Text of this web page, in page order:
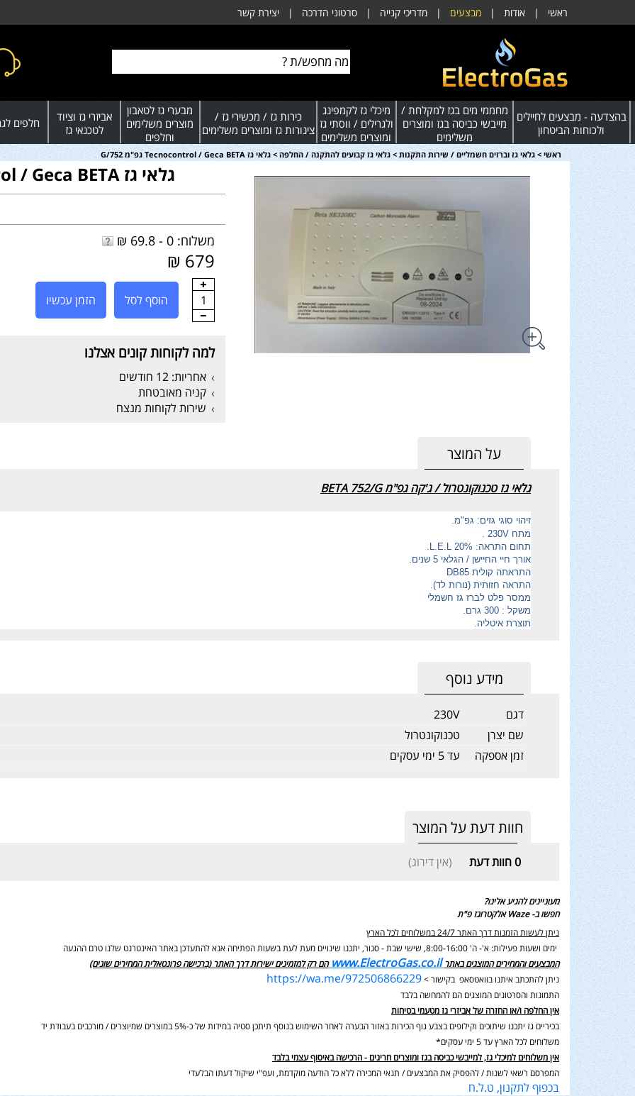
ראשי | אודות | מבצעים | מדריכי קנייה | סרטוני הדרכה | יצירת קשר
בהצדעה - מבצעים לחיילים
ולכוחות הביטחון
מחממי מים בגז למקלחת /
מייבשי כביסה בגז ומוצרים
משלימים
מיכלי גז לקמפינג
ולגרילים / ווסתי גז
ומוצרים משלימים
כירות גז / מכשירי גז /
צינורות גז ומוצרים משלימים
מבערי גז לטאבון
מוצרים משלימים
וחלפים
אביזרי גז וציוד
לטכנאי גז
חלפים
ראשי > גלאי גז וברזים חשמליים / שירות התקנות > גלאי גז קבועים להתקנה / החלפה > גלאי גז Tecnocontrol / Geca BETA גפ"מ 752/G
גלאי גז Tecnocontrol / Geca BETA גפ"מ 752/G
משלוח: 0 - 69.8 ₪
679 ₪
1 הוסף לסל הזמן עכשיו
למה לקוחות קונים אצלנו
אחריות: 12 חודשים
קניה מאובטחת
שירות לקוחות מנצח
על המוצר
גלאי גז טכנוקונטרול / ג'קה גפ"מ BETA 752/G
זיהוי סוגי גזים: גפ"מ.
מתח V
230 .
תחום התראה: 20%
L.E.L
.
אורך חיי החיישן / הגלאי 5 שנים.
התראתה קולית 85
DB
התראה חזותית (נורות לד).
ממסר פלט לברז גז חשמלי
משקל : 300 גרם.
תוצרת איטליה.
מידע נוסף
דגם
230V
שם יצרן
טכנוקונטרול
זמן אספקה
עד 5 ימי עסקים
חוות דעת על המוצר
0חוות דעת (אין דירוג)
מעוניינים להגיע אלינו?
חפשו ב- Waze אלקטרוגז פ"ת
ניתן לעשות הזמנות דרך האתר 24/7 במשלוחים לכל הארץ
ימים ושעות פעילות: א'- ה' 8:00-16:00, שישי שבת - סגור,
יתכנו שינויים מעת לעת בשעות הפתיחה אנא להתעדכן באתר האינטרנט שלנו טרם ההגעה
המבצעים והמחירים המוצגים באתר www.ElectroGas.co.il הם רק למזמינים ישירות דרך האתר (ברכישה פרונטאלית המחירים שונים)
ניתן להתכתב איתנו בוואטסאפ בקישור >https://wa.me/972506866229
התמונות והסרטונים המוצגים הם להמחשה בלבד
אין החלפה ו/או החזרה של אביזרי גז מטעמי בטיחות
בכיריים גז יתכנו שיתוכים וקילופים בצבע גוף הכירות באזור הבערה לאחר השימוש בנוסף תיתכן סטיה במידות של כ-5% במוצרים שמיוצרים / מורכבים בעבודת יד
משלוחים לכל הארץ עד 5 ימי עסקים*
אין משלוחים למיכלי גז, למייבשי כביסה בגז ומוצרים חריגים - הרכישה באיסוף עצמי בלבד
המפרסם רשאי לשנות / להפסיק את המבצעים / תנאי המכירה ללא כל הודעה מוקדמת, ועפ"י שיקול דעתו הבלעדי
בכפוף לתקנון, ט.ל.ח